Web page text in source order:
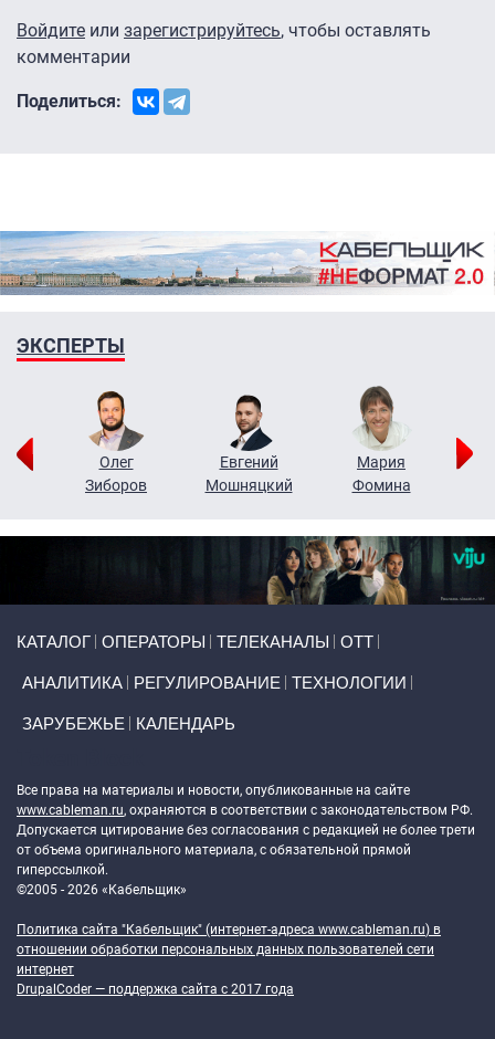
Войдите или зарегистрируйтесь, чтобы оставлять
комментарии
Поделиться:
ЭКСПЕРТЫ
Олег
Зиборов
Евгений
Мошняцкий
Мария
Фомина
КАТАЛОГ ОПЕРАТОРЫ ТЕЛЕКАНАЛЫ ОТТ
АНАЛИТИКА РЕГУЛИРОВАНИЕ ТЕХНОЛОГИИ
ЗАРУБЕЖЬЕ КАЛЕНДАРЬ
Все права на материалы и новости, опубликованные на сайте
www.cableman.ru, охраняются в соответствии с законодательством РФ.
Допускается цитирование без согласования с редакцией не более трети
от объема оригинального материала, с обязательной прямой
гиперссылкой.
©2005 - 2026 «Кабельщик»
Политика сайта "Кабельщик" (интернет-адреса www.cableman.ru) в
отношении обработки персональных данных пользователей сети
интернет
DrupalCoder — поддержка сайта c 2017 года